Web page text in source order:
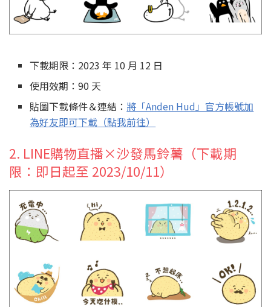
下載期限：2023 年 10 月 12 日
使用效期：90 天
貼圖下載條件＆連結： 將「Anden Hud」官方帳號加
為好友即可下載（點我前往）
2. LINE購物直播×沙發馬鈴薯（下載期
限：即日起至 2023/10/11）